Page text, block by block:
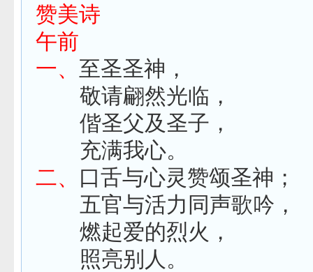
赞美诗
午前
一、 至圣圣神，
敬请翩然光临，
偕圣父及圣子，
充满我心。
二、 口舌与心灵赞颂圣神；
五官与活力同声歌吟，
燃起爱的烈火，
照亮别人。